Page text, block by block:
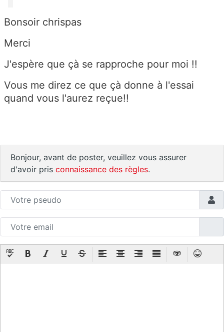
Bonsoir chrispas
Merci
J'espère que çà se rapproche pour moi !!
Vous me direz ce que çà donne à l'essai
quand vous l'aurez reçue!!
Bonjour, avant de poster, veuillez vous assurer
d'avoir pris connaissance des règles.